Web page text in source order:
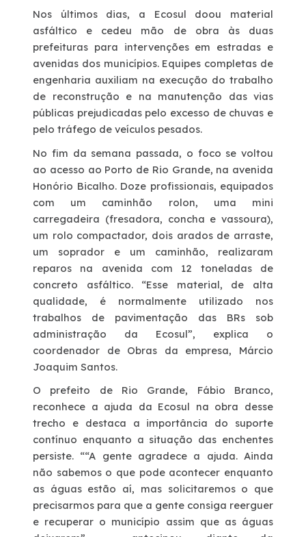
Dúvidas
Fornecedores
Trabalhe Conosco
Ouvidoria
WhatsApp
Nos últimos dias, a Ecosul doou material
asfáltico e cedeu mão de obra às duas
prefeituras para intervenções em estradas e
avenidas dos municípios. Equipes completas de
engenharia auxiliam na execução do trabalho
de reconstrução e na manutenção das vias
públicas prejudicadas pelo excesso de chuvas e
pelo tráfego de veículos pesados.
No fim da semana passada, o foco se voltou
ao acesso ao Porto de Rio Grande, na avenida
Honório Bicalho. Doze profissionais, equipados
com um caminhão rolon, uma mini
carregadeira (fresadora, concha e vassoura),
um rolo compactador, dois arados de arraste,
um soprador e um caminhão, realizaram
reparos na avenida com 12 toneladas de
concreto asfáltico. “Esse material, de alta
qualidade, é normalmente utilizado nos
trabalhos de pavimentação das BRs sob
administração da Ecosul”, explica o
coordenador de Obras da empresa, Márcio
Joaquim Santos.
O prefeito de Rio Grande, Fábio Branco,
reconhece a ajuda da Ecosul na obra desse
trecho e destaca a importância do suporte
contínuo enquanto a situação das enchentes
persiste. ““A gente agradece a ajuda. Ainda
não sabemos o que pode acontecer enquanto
as águas estão aí, mas solicitaremos o que
precisarmos para que a gente consiga reerguer
e recuperar o município assim que as águas